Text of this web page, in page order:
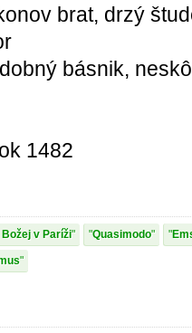
brat, drzý
básnik,
1482
v Paríži Quasimodo